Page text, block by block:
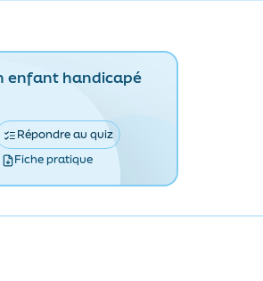
enfant handicapé
Répondre au quiz
Fiche pratique